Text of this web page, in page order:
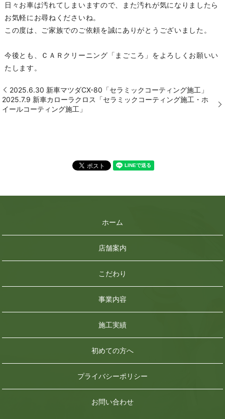
日々お車は汚れてしまいますので、また汚れが気になりましたら
お気軽にお尋ねくださいね。
この度は、ご家族でのご依頼を誠にありがとうございました。
今後とも、ＣＡＲクリーニング「まごころ」をよろしくお願いい
たします。
2025.6.30 新車マツダCX-80「セラミックコーティング施工」
2025.7.9 新車カローラクロス「セラミックコーティング施工・ホ
イールコーティング施工」
ホーム
店舗案内
こだわり
事業内容
施工実績
初めての方へ
プライバシーポリシー
お問い合わせ